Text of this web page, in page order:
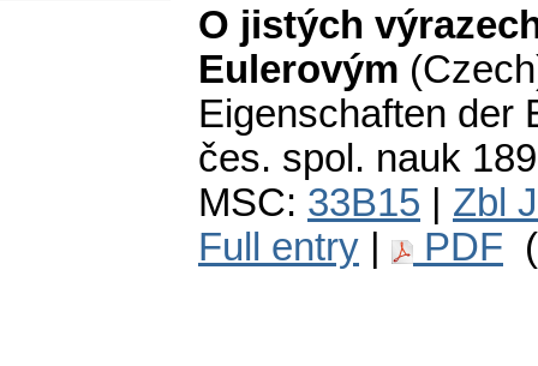
O jistých
Eulerovým
Eigenschaften der
čes. spol. nauk
MSC: 33B15
Zbl
Full entry
PDF